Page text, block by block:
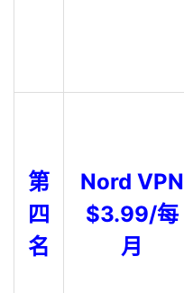
第
四
名
Nord VPN
$3.99/每
月